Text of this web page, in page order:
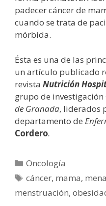
padecer cáncer de
cuando se trata de
mórbida.
Ésta es una de las
un artículo publicado
revista Nutrición
grupo de investigación
de Granada, liderados
departamento de
Cordero.
Categorías
Oncología
Etiquetas
cáncer, mama,
menstruación,